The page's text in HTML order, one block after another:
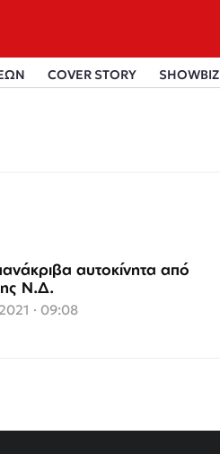
COVER STORY SHOWBIZ
αυτοκίνητα από
Ν.Δ.
· 09:08